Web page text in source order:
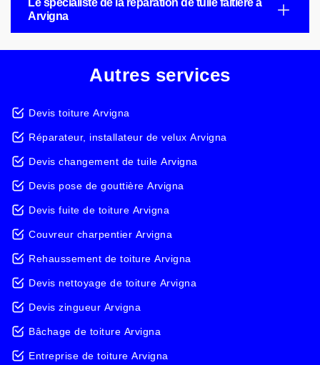
Le spécialiste de la réparation de tuile faîtière à
Arvigna
Autres services
Devis toiture Arvigna
Réparateur, installateur de velux Arvigna
Devis changement de tuile Arvigna
Devis pose de gouttière Arvigna
Devis fuite de toiture Arvigna
Couvreur charpentier Arvigna
Rehaussement de toiture Arvigna
Devis nettoyage de toiture Arvigna
Devis zingueur Arvigna
Bâchage de toiture Arvigna
Entreprise de toiture Arvigna